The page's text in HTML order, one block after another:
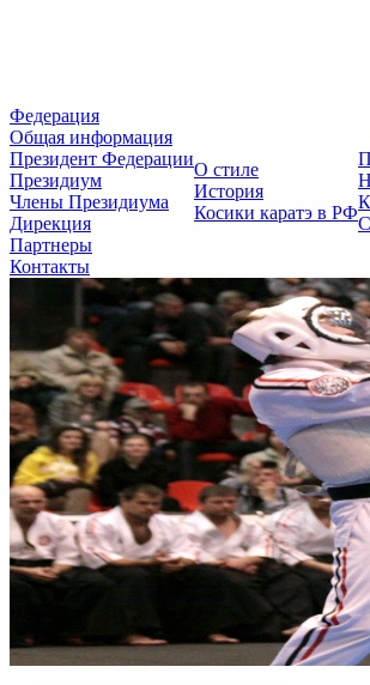
Федерация
Общая информация
Президент Федерации
Президиум
Члены Президиума
Дирекция
Партнеры
Контакты
О стиле
История
Косики каратэ в РФ